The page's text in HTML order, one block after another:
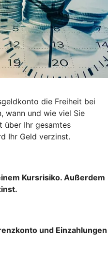
die Freiheit bei
wann und wie viel Sie
über Ihr gesamtes
Ihr Geld verzinst.
Kursrisiko. Außerdem
und Einzahlungen